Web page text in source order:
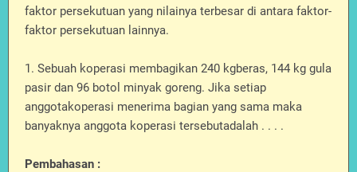
faktor persekutuan yang nilainya terbesar di antara faktor-
faktor persekutuan lainnya.
1. Sebuah koperasi membagikan 240 kgberas, 144 kg gula
pasir dan 96 botol minyak goreng. Jika setiap
anggotakoperasi menerima bagian yang sama maka
banyaknya anggota koperasi tersebutadalah . . . .
Pembahasan :